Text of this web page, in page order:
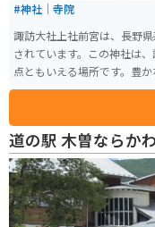
#神社｜寺院
諏訪大社上社前宮は、長野
されています。この神社は
点ともいえる場所です。豊
き出ています。 見どころは、素朴で趣のある社殿や、神聖な雰囲気を感じる
ことができる石段です。現
参拝を楽しむことができま
メも豊富で、一日中楽しむことができます。 季節
逃せません。特に、年に一
す。自然の中で歴史と伝統
県を訪れる際にぜひ立ち寄
道の駅 木曽ならかわ